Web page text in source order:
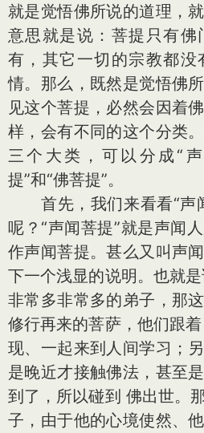
就是觉悟佛所说的道理，
意思就是说：菩提只有
有，其它一切的宗教都
情。那么，既然是觉悟佛
见这个菩提，必然会因着
样，会有不同的这个分类
三个大类，可以分成“
提”和“佛菩提”。
首先，我们来看看“声
呢？“声闻菩提”就是声闻
作声闻菩提。甚么又叫声
下一个浅显的说明。也就
非常多非常多的弟子，那
修行再来的菩萨，他们跟
现、一起来到人间学习；
是晚近才接触佛法，甚至
到了，所以碰到 佛出世。
子，由于他的心境使然、